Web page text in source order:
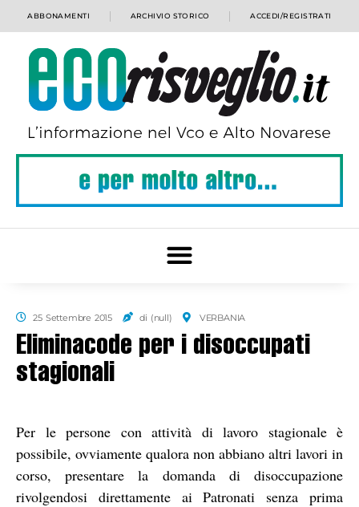
ABBONAMENTI ARCHIVIO STORICO ACCEDI/REGISTRATI
25 Settembre 2015 di (null) VERBANIA
Eliminacode per i disoccupati
stagionali
Per le persone con attività di lavoro stagionale è
possibile, ovviamente qualora non abbiano altri lavori in
corso, presentare la domanda di disoccupazione
rivolgendosi direttamente ai Patronati senza prima